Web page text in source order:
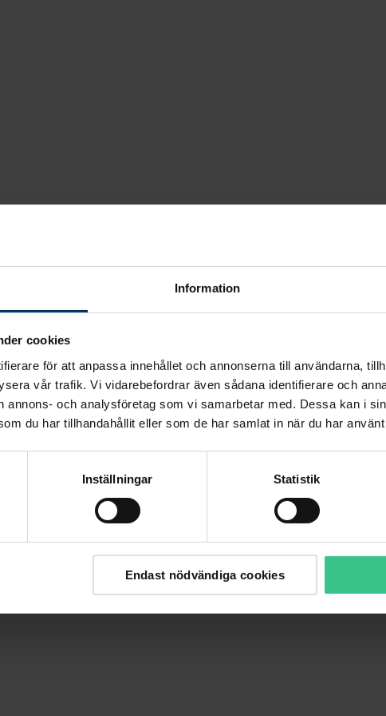
Information
cookies
för att anpassa innehållet och annonserna till användarna,
vår trafik. Vi vidarebefordrar även sådana identifierare och
annons- och analysföretag som vi samarbetar med. Dessa kan i
du har tillhandahållit eller som de har samlat in när du har
Inställningar Statistik
Endast nödvändiga cookies